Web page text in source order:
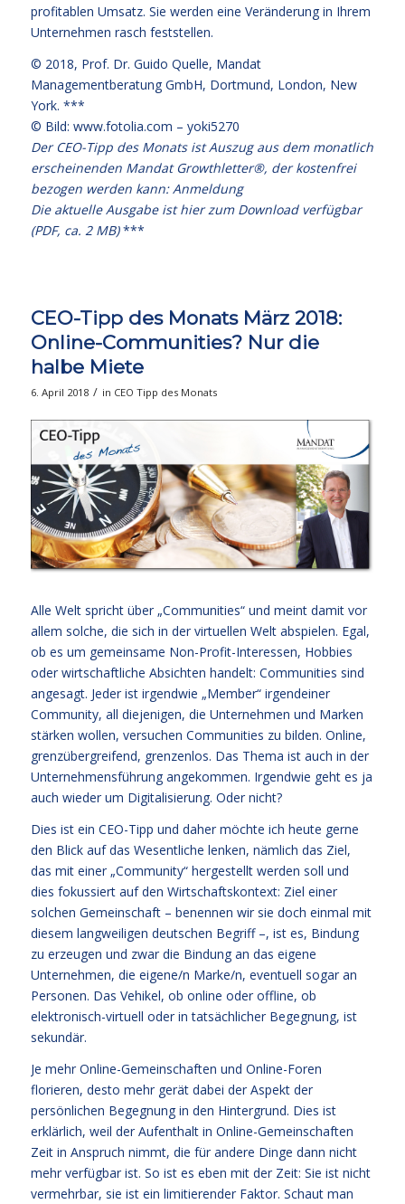
profitablen Umsatz. Sie werden eine Veränderung in Ihrem
Unternehmen rasch feststellen.
© 2018, Prof. Dr. Guido Quelle, Mandat
Managementberatung GmbH, Dortmund, London, New
York. ***
© Bild: www.fotolia.com – yoki5270
Der CEO-Tipp des Monats ist Auszug aus dem monatlich
erscheinenden Mandat Growthletter®, der kostenfrei
bezogen werden kann:Anmeldung
Die aktuelle Ausgabe ist hier zum Download verfügbar
(PDF, ca. 2 MB)***
CEO-Tipp des Monats März 2018:
Online-Communities? Nur die
halbe Miete
6. April 2018 / in CEO Tipp des Monats
Alle Welt spricht über „Communities“ und meint damit vor
allem solche, die sich in der virtuellen Welt abspielen. Egal,
ob es um gemeinsame Non-Profit-Interessen, Hobbies
oder wirtschaftliche Absichten handelt: Communities sind
angesagt. Jeder ist irgendwie „Member“ irgendeiner
Community, all diejenigen, die Unternehmen und Marken
stärken wollen, versuchen Communities zu bilden. Online,
grenzübergreifend, grenzenlos. Das Thema ist auch in der
Unternehmensführung angekommen. Irgendwie geht es ja
auch wieder um Digitalisierung. Oder nicht?
Dies ist ein CEO-Tipp und daher möchte ich heute gerne
den Blick auf das Wesentliche lenken, nämlich das Ziel,
das mit einer „Community“ hergestellt werden soll und
dies fokussiert auf den Wirtschaftskontext: Ziel einer
solchen Gemeinschaft – benennen wir sie doch einmal mit
diesem langweiligen deutschen Begriff –, ist es, Bindung
zu erzeugen und zwar die Bindung an das eigene
Unternehmen, die eigene/n Marke/n, eventuell sogar an
Personen. Das Vehikel, ob online oder offline, ob
elektronisch-virtuell oder in tatsächlicher Begegnung, ist
sekundär.
Je mehr Online-Gemeinschaften und Online-Foren
florieren, desto mehr gerät dabei der Aspekt der
persönlichen Begegnung in den Hintergrund. Dies ist
erklärlich, weil der Aufenthalt in Online-Gemeinschaften
Zeit in Anspruch nimmt, die für andere Dinge dann nicht
mehr verfügbar ist. So ist es eben mit der Zeit: Sie ist nicht
vermehrbar, sie ist ein limitierender Faktor. Schaut man